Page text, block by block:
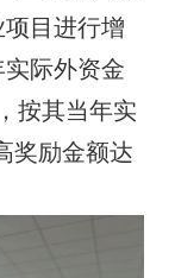
目进行增
际外资金
按其当年实
奖励金额达